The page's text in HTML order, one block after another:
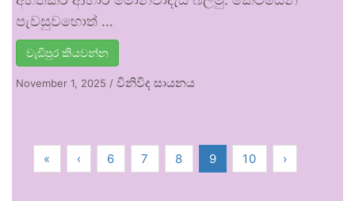
පැවසුවහොත් …
වැඩිපුර කියවන්න
November 1, 2025 / විනිවිද සායනය
« ‹ 6 7 8 9 10 ›